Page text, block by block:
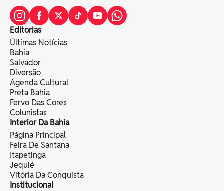
Editorias
Últimas Notícias
Bahia
Salvador
Diversão
Agenda Cultural
Preta Bahia
Fervo Das Cores
Colunistas
Interior Da Bahia
Página Principal
Feira De Santana
Itapetinga
Jequié
Vitória Da Conquista
Institucional